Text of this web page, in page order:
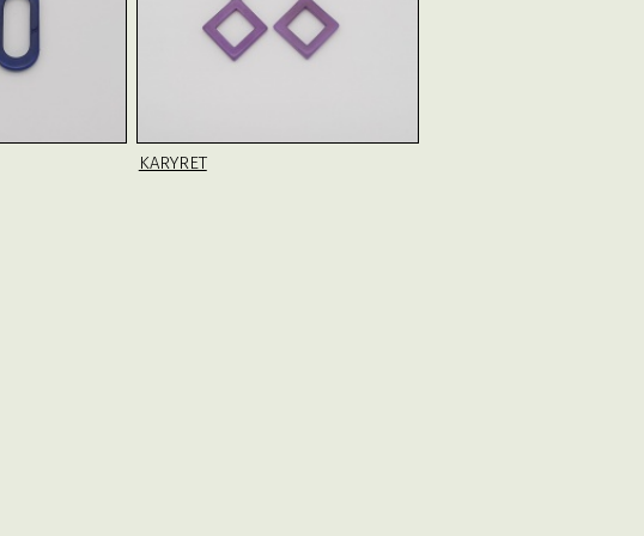
KARYRET